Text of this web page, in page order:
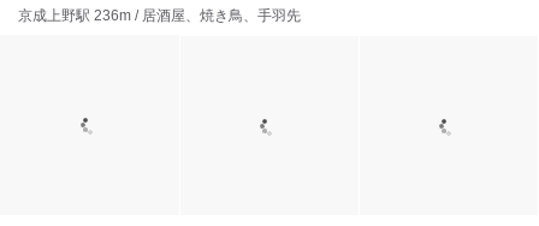
京成上野駅 236m / 居酒屋、焼き鳥、手羽先